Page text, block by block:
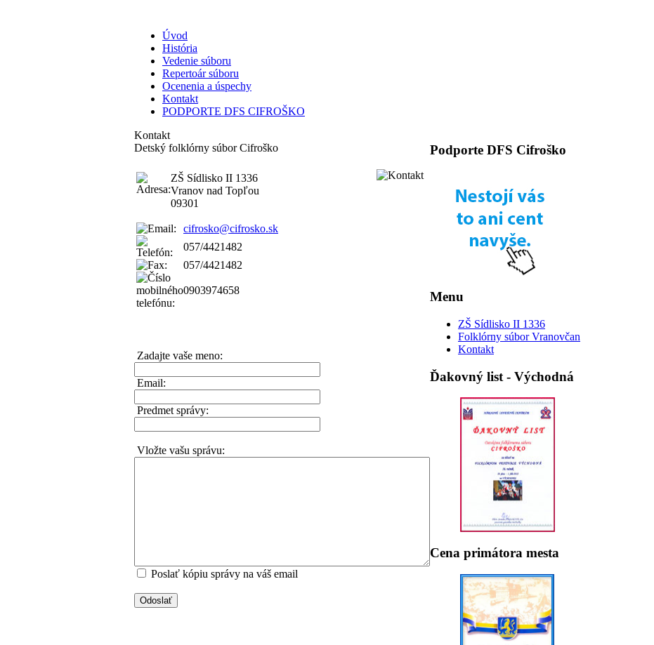
Úvod
História
Vedenie súboru
Repertoár súboru
Ocenenia a úspechy
Kontakt
PODPORTE DFS CIFROŠKO
Kontakt
Detský folklórny súbor Cifroško
ZŠ Sídlisko II 1336
Vranov nad Topľou
09301
cifrosko@cifrosko.sk
057/4421482
057/4421482
0903974658
Zadajte vaše meno:
Email:
Predmet správy:
Vložte vašu správu:
Poslať kópiu správy na váš email
Odoslať
Podporte DFS Cifroško
Menu
ZŠ Sídlisko II 1336
Folklórny súbor Vranovčan
Kontakt
Ďakovný list - Východná
Cena primátora mesta